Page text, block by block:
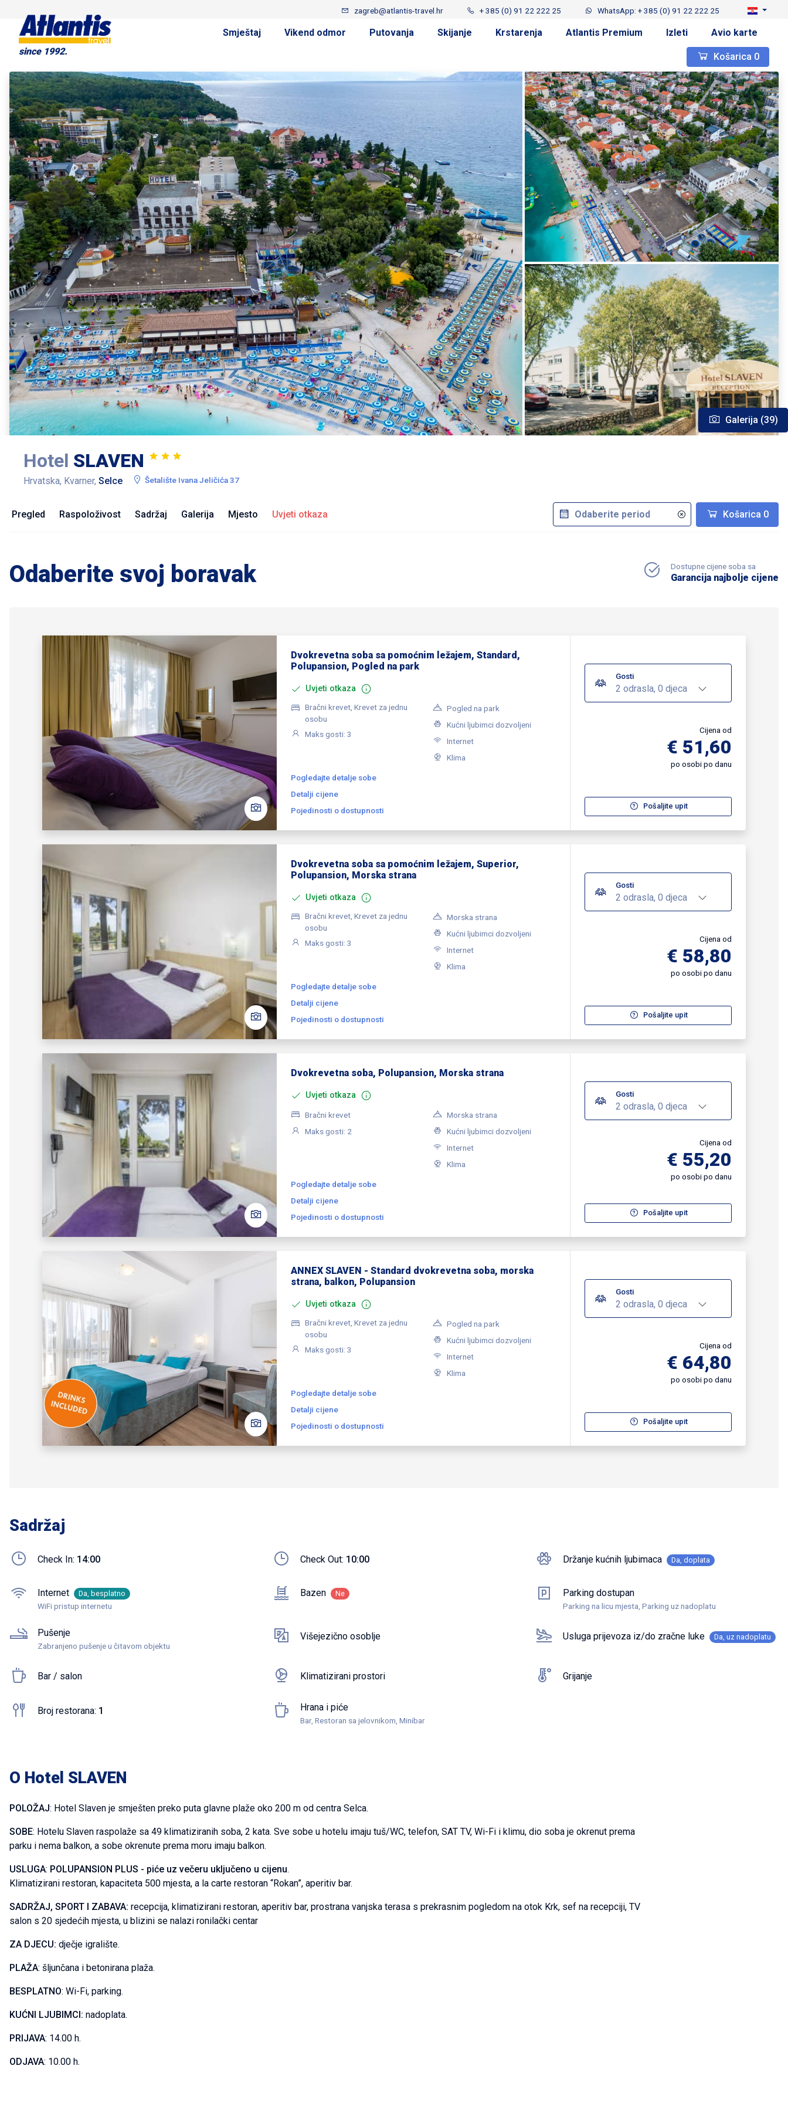
since 1992.
zagreb@atlantis-travel.hr + 385 (0) 91 22 222 25 WhatsApp: + 385 (0) 91 22 222 25
Smještaj Vikend odmor Putovanja Skijanje Krstarenja Atlantis Premium Izleti Avio karte
Košarica 0
Galerija (39)
Hotel SLAVEN
Hrvatska, Kvarner, Selce Šetalište Ivana Jeličića 37
Pregled Raspoloživost Sadržaj Galerija Mjesto Uvjeti otkaza Košarica 0
Odaberite svoj boravak Dostupne cijene soba sa
Garancija najbolje cijene
Dvokrevetna soba sa pomoćnim ležajem, Standard,
Polupansion, Pogled na park
Uvjeti otkaza
Bračni krevet, Krevet za jednu
osobu
Maks gosti: 3
Pogled na park
Kućni ljubimci dozvoljeni
Internet
Klima
Pogledajte detalje sobe
Detalji cijene
Pojedinosti o dostupnosti
Gosti
2 odrasla, 0 djeca
Cijena od
€ 51,60
po osobi po danu
Pošaljite upit
Dvokrevetna soba sa pomoćnim ležajem, Superior,
Polupansion, Morska strana
Uvjeti otkaza
Bračni krevet, Krevet za jednu
osobu
Maks gosti: 3
Morska strana
Kućni ljubimci dozvoljeni
Internet
Klima
Pogledajte detalje sobe
Detalji cijene
Pojedinosti o dostupnosti
Gosti
2 odrasla, 0 djeca
Cijena od
€ 58,80
po osobi po danu
Pošaljite upit
Dvokrevetna soba, Polupansion, Morska strana
Uvjeti otkaza
Bračni krevet
Maks gosti: 2
Morska strana
Kućni ljubimci dozvoljeni
Internet
Klima
Pogledajte detalje sobe
Detalji cijene
Pojedinosti o dostupnosti
Gosti
2 odrasla, 0 djeca
Cijena od
€ 55,20
po osobi po danu
Pošaljite upit
ANNEX SLAVEN - Standard dvokrevetna soba, morska
strana, balkon, Polupansion
Uvjeti otkaza
Bračni krevet, Krevet za jednu
osobu
Maks gosti: 3
Pogled na park
Kućni ljubimci dozvoljeni
Internet
Klima
Pogledajte detalje sobe
Detalji cijene
Pojedinosti o dostupnosti
Gosti
2 odrasla, 0 djeca
Cijena od
€ 64,80
po osobi po danu
Pošaljite upit
Sadržaj
Check In: 14:00 Check Out: 10:00 Držanje kućnih ljubimaca Da, doplata
Internet Da, besplatno
WiFi pristup internetu
Bazen Ne Parking dostupan
Parking na licu mjesta, Parking uz nadoplatu
Pušenje
Zabranjeno pušenje u čitavom objektu
Višejezično osoblje Usluga prijevoza iz/do zračne luke Da, uz nadoplatu
Bar / salon Klimatizirani prostori Grijanje
Broj restorana: 1 Hrana i piće
Bar, Restoran sa jelovnikom, Minibar
O Hotel SLAVEN
POLOŽAJ: Hotel Slaven je smješten preko puta glavne plaže oko 200 m od centra Selca.
SOBE: Hotelu Slaven raspolaže sa 49 klimatiziranih soba, 2 kata. Sve sobe u hotelu imaju tuš/WC, telefon, SAT TV, Wi-Fi i klimu, dio soba je okrenut prema
parku i nema balkon, a sobe okrenute prema moru imaju balkon.
USLUGA: POLUPANSION PLUS - piće uz večeru uključeno u cijenu.
Klimatizirani restoran, kapaciteta 500 mjesta, a la carte restoran “Rokan”, aperitiv bar.
SADRŽAJ, SPORT I ZABAVA: recepcija, klimatizirani restoran, aperitiv bar, prostrana vanjska terasa s prekrasnim pogledom na otok Krk, sef na recepciji, TV
salon s 20 sjedećih mjesta, u blizini se nalazi ronilački centar
ZA DJECU: dječje igralište.
PLAŽA: šljunčana i betonirana plaža.
BESPLATNO: Wi-Fi, parking.
KUĆNI LJUBIMCI: nadoplata.
PRIJAVA: 14.00 h.
ODJAVA: 10.00 h.